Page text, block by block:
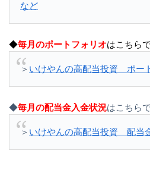
など
◆毎月のポートフォリオはこちら
＞ いけやんの高配当投資 ポー
◆毎月の配当金入金状況はこちら
＞ いけやんの高配当投資 配当